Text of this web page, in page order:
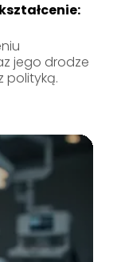
jego drodze
polityką.